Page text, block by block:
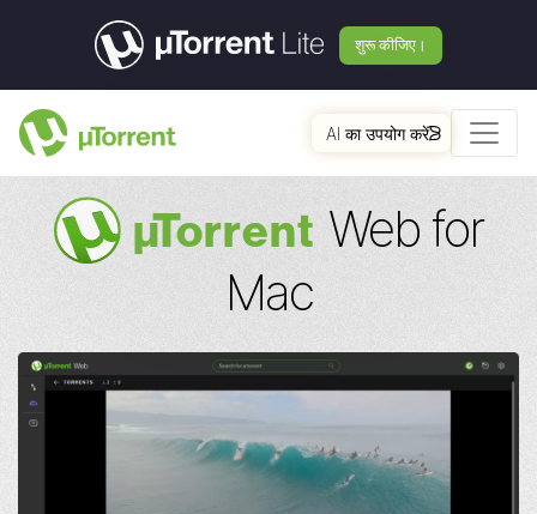
शुरू कीजिए।
AI का उपयोग करें
µTorrent Web for
Mac